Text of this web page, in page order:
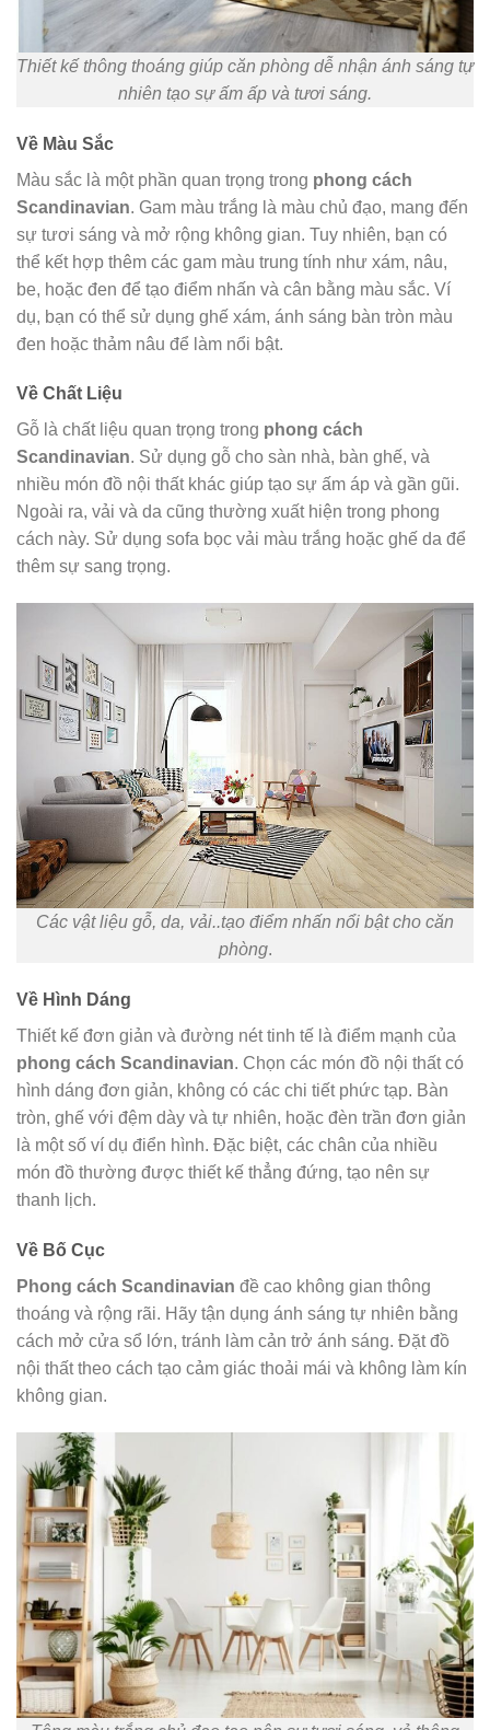
Thiết kế thông thoáng giúp căn phòng dễ nhận ánh sáng tự
nhiên tạo sự ấm ấp và tươi sáng.
Về Màu Sắc
Màu sắc là một phần quan trọng trong phong cách
Scandinavian. Gam màu trắng là màu chủ đạo, mang đến
sự tươi sáng và mở rộng không gian. Tuy nhiên, bạn có
thể kết hợp thêm các gam màu trung tính như xám, nâu,
be, hoặc đen để tạo điểm nhấn và cân bằng màu sắc. Ví
dụ, bạn có thể sử dụng ghế xám, ánh sáng bàn tròn màu
đen hoặc thảm nâu để làm nổi bật.
Về Chất Liệu
Gỗ là chất liệu quan trọng trong phong cách
Scandinavian. Sử dụng gỗ cho sàn nhà, bàn ghế, và
nhiều món đồ nội thất khác giúp tạo sự ấm áp và gần gũi.
Ngoài ra, vải và da cũng thường xuất hiện trong phong
cách này. Sử dụng sofa bọc vải màu trắng hoặc ghế da để
thêm sự sang trọng.
Các vật liệu gỗ, da, vải..tạo điểm nhấn nổi bật cho căn
phòng.
Về Hình Dáng
Thiết kế đơn giản và đường nét tinh tế là điểm mạnh của
phong cách Scandinavian. Chọn các món đồ nội thất có
hình dáng đơn giản, không có các chi tiết phức tạp. Bàn
tròn, ghế với đệm dày và tự nhiên, hoặc đèn trần đơn giản
là một số ví dụ điển hình. Đặc biệt, các chân của nhiều
món đồ thường được thiết kế thẳng đứng, tạo nên sự
thanh lịch.
Về Bố Cục
Phong cách Scandinavian đề cao không gian thông
thoáng và rộng rãi. Hãy tận dụng ánh sáng tự nhiên bằng
cách mở cửa sổ lớn, tránh làm cản trở ánh sáng. Đặt đồ
nội thất theo cách tạo cảm giác thoải mái và không làm kín
không gian.